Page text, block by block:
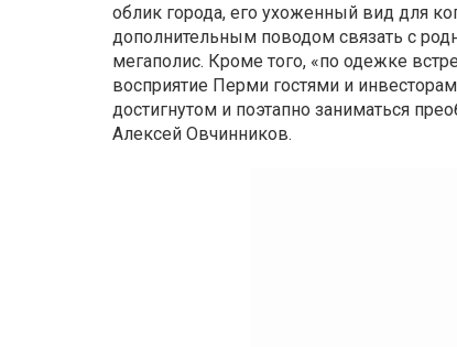
облик города, его ухоженный вид для
дополнительным поводом связать с
мегаполис. Кроме того, «по одежке
восприятие Перми гостями и
достигнутом и поэтапно заниматься
Алексей Овчинников.